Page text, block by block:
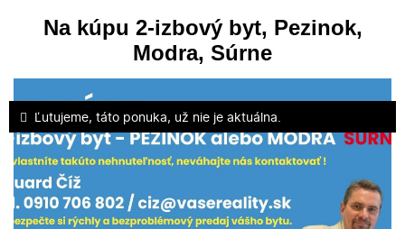
Na kúpu 2-izbový byt, Pezinok,
Modra, Súrne
Ľutujeme, táto ponuka, už nie je aktuálna.